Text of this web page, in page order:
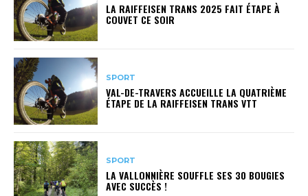
LA RAIFFEISEN TRANS 2025 FAIT ÉTAPE À
COUVET CE SOIR
SPORT
VAL-DE-TRAVERS ACCUEILLE LA QUATRIÈME
ÉTAPE DE LA RAIFFEISEN TRANS VTT
SPORT
LA VALLONNIÈRE SOUFFLE SES 30 BOUGIES
AVEC SUCCÈS !